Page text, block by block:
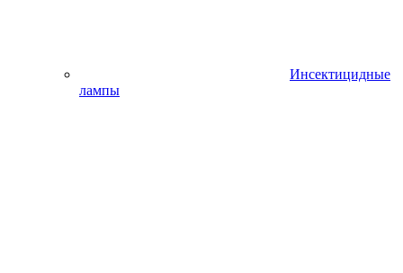
Инсектицидные
лампы